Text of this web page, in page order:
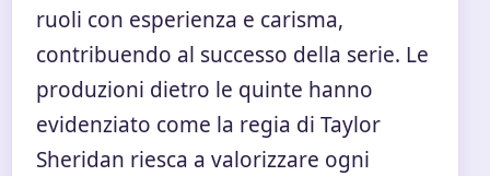
ruoli con esperienza e carisma,
contribuendo al successo della serie. Le
produzioni dietro le quinte hanno
evidenziato come la regia di Taylor
Sheridan riesca a valorizzare ogni